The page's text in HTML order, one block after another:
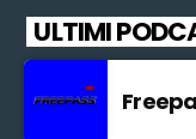
ULTIMI